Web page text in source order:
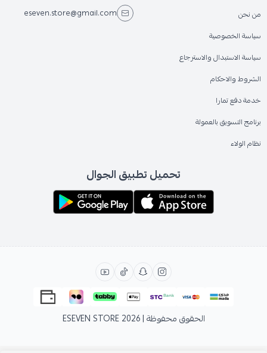
من نحن
سياسة الخصوصية
سياسة الاستبدال والاسترجاع
الشروط والاحكام
خدمة دفع تمارا
برنامج التسويق بالعمولة
نظام الولاء
eseven.store@gmail.com
تحميل تطبيق الجوال
الحقوق محفوظة | 2026 ESEVEN STORE